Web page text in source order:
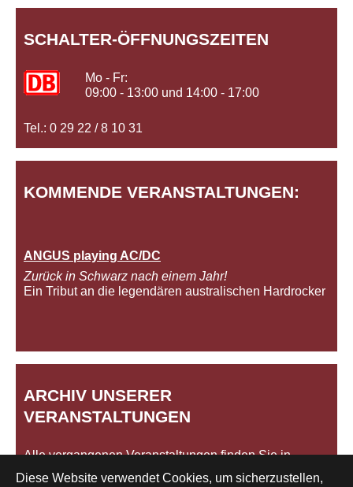
Diese Website verwendet Cookies, um sicherzustellen,
SCHALTER-ÖFFNUNGSZEITEN
Mo - Fr:
09:00 - 13:00 und 14:00 - 17:00
Tel.: 0 29 22 / 8 10 31
KOMMENDE VERANSTALTUNGEN:
ANGUS playing AC/DC
Zurück in Schwarz nach einem Jahr!
Ein Tribut an die legendären australischen Hardrocker
ARCHIV UNSERER
VERANSTALTUNGEN
Alle vergangenen Veranstaltungen finden Sie in
unserem
Archiv